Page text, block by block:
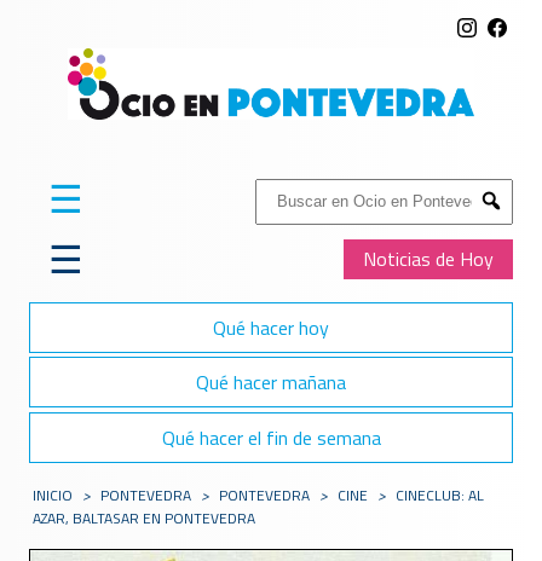
Buscar:
Submit
Noticias de Hoy
☰
☰
Qué hacer hoy
Qué hacer mañana
Qué hacer el fin de semana
INICIO > PONTEVEDRA > PONTEVEDRA > CINE > CINECLUB: AL
AZAR, BALTASAR EN PONTEVEDRA